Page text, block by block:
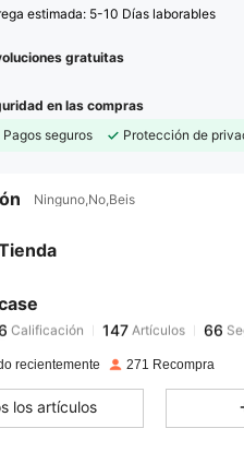
estimada: 5-10 Días laborables
gratuitas
en las compras
Pagos seguros
Protección de
Ninguno,No,Beis
Calificación
b***cpagó Hace 1 día
recientemente 271 Recompra
los artículos